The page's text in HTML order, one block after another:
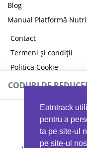
Eatntrack
pentru a
ta pe site-ul
pe site-ul
Blog
Manual Platformă
Contact
Termeni și condiții
Politica Cookie
Politica de
CODURI DE